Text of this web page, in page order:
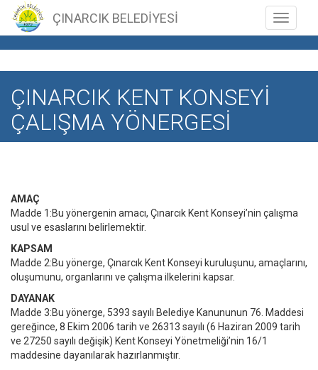
Toggle
ÇINARCIK BELEDİYESİ
ÇINARCIK KENT KONSEYİ
ÇALIŞMA YÖNERGESİ
AMAÇ
Madde 1:Bu yönergenin amacı, Çınarcık Kent Konseyi’nin çalışma
usul ve esaslarını belirlemektir.
KAPSAM
Madde 2:Bu yönerge, Çınarcık Kent Konseyi kuruluşunu, amaçlarını,
oluşumunu, organlarını ve çalışma ilkelerini kapsar.
DAYANAK
Madde 3:Bu yönerge, 5393 sayılı Belediye Kanununun 76. Maddesi
gereğince, 8 Ekim 2006 tarih ve 26313 sayılı (6 Haziran 2009 tarih
ve 27250 sayılı değişik) Kent Konseyi Yönetmeliği’nin 16/1
maddesine dayanılarak hazırlanmıştır.